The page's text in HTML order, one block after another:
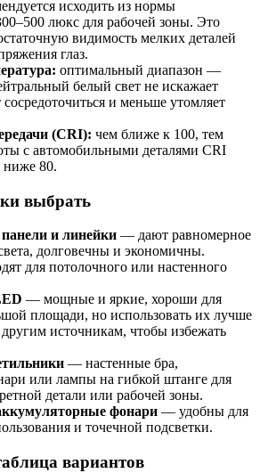
исходить из нормы
люкс для рабочей зоны. Это
видимость мелких деталей
глаз.
оптимальный диапазон —
белый свет не искажает
сосредоточиться и меньше утомляет
(CRI): чем ближе к 100, тем
с автомобильными деталями CRI
ниже 80.
выбрать
и линейки — дают равномерное
долговечны и экономичны.
для потолочного или настенного
— мощные и яркие, хороши для
площади, но использовать их лучше
источникам, чтобы избежать
— настенные бра,
или лампы на гибкой штанге для
детали или рабочей зоны.
фонари — удобны для
и точечной подсветки.
вариантов